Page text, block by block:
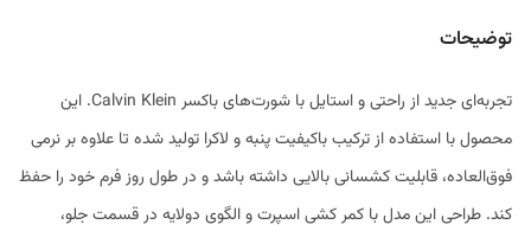
توضیحات
تجربه‌ای جدید از راحتی و استایل با شورت‌های باکسر Calvin Klein. این
محصول با استفاده از ترکیب باکیفیت پنبه و لاکرا تولید شده تا علاوه بر نرمی
فوق‌العاده، قابلیت کشسانی بالایی داشته باشد و در طول روز فرم خود را حفظ
کند. طراحی این مدل با کمر کشی اسپرت و الگوی دولایه در قسمت جلو،